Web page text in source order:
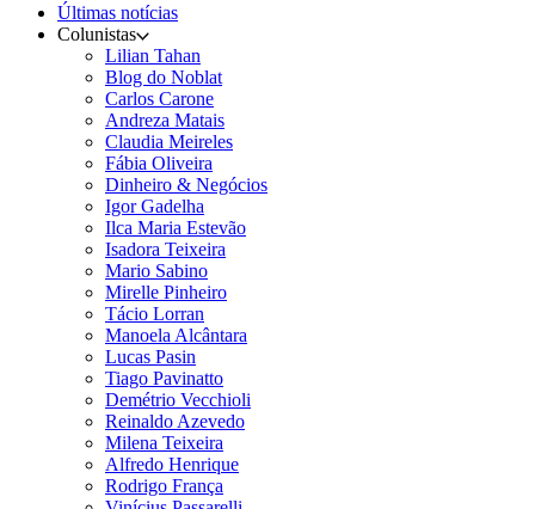
Últimas notícias
Colunistas
Lilian Tahan
Blog do Noblat
Carlos Carone
Andreza Matais
Claudia Meireles
Fábia Oliveira
Dinheiro & Negócios
Igor Gadelha
Ilca Maria Estevão
Isadora Teixeira
Mario Sabino
Mirelle Pinheiro
Tácio Lorran
Manoela Alcântara
Lucas Pasin
Tiago Pavinatto
Demétrio Vecchioli
Reinaldo Azevedo
Milena Teixeira
Alfredo Henrique
Rodrigo França